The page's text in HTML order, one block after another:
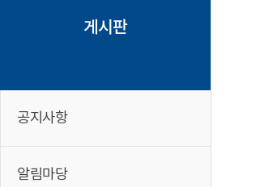
게시판
공지사항
알림마당